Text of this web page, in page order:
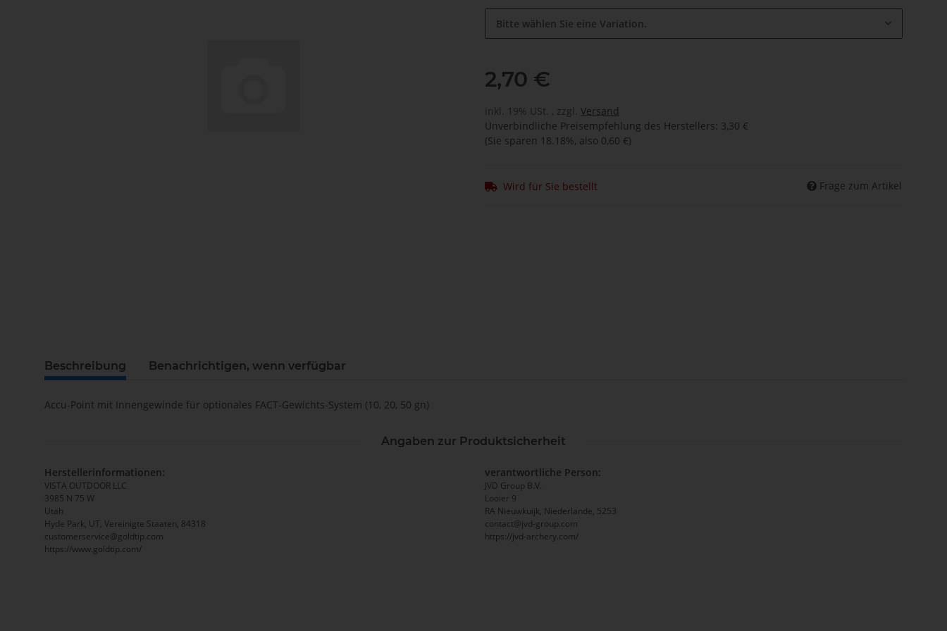
Bitte wählen Sie eine Variation.
2,70 €
inkl. 19% USt. , zzgl. Versand
Unverbindliche Preisempfehlung des Herstellers: 3,30 €
(Sie sparen 18.18%, also 0,60 €)
Wird für Sie bestellt Frage zum Artikel
Beschreibung Benachrichtigen, wenn verfügbar
Accu-Point mit Innengewinde für optionales FACT-Gewichts-System (10, 20, 50 gn)
Angaben zur Produktsicherheit
Herstellerinformationen:
VISTA OUTDOOR LLC
3985 N 75 W
Utah
Hyde Park, UT, Vereinigte Staaten, 84318
customerservice@goldtip.com
https://www.goldtip.com/
verantwortliche Person:
JVD Group B.V.
Looier 9
RA Nieuwkuijk, Niederlande, 5253
contact@jvd-group.com
https://jvd-archery.com/